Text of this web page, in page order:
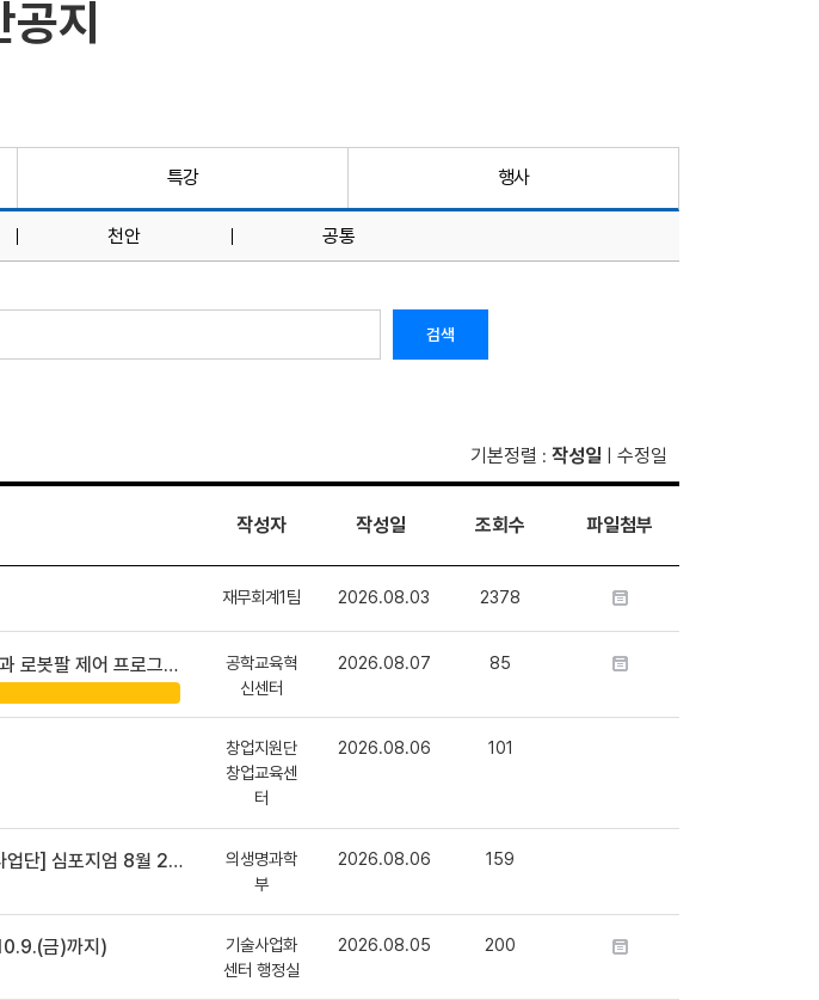
지
특강 행사
천안 공통
검색
기본정렬 : 작성일 수정일
작성자 작성일 조회수 파일첨부
재무회계1팀 2026.08.03 2378
어 프로그램 신청 안내
공학교육혁
신센터
2026.08.07 85
창업지원단
창업교육센
터
2026.08.06 101
포지엄 8월 24일 ~ 25일
의생명과학
부
2026.08.06 159
금)까지)
기술사업화
센터 행정실
2026.08.05 200